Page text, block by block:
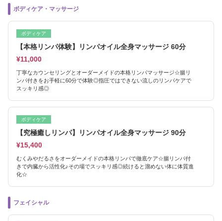
ボディケア・マッサージ
ボディケア
【本格リンパ体験】リンパオイル全身マッサージ 60分
¥11,000
丁寧なカウンセリングとオーダーメイドの本格リンパマッサージ☆腸リ
ンパ付きをお手軽に60分で体験◎指圧ではできない流しのリンパケアで
スッキリ感◎
ボディケア
【究極癒しリンパ】リンパオイル全身マッサージ 90分
¥15,400
むくみやだるさをオーダーメイドの本格リンパで徹底ケア☆腸リンパ付
きで内臓から活性化♪その場でスッキリ感◎続けると溜めない体に体質進
化☆
フェイシャル